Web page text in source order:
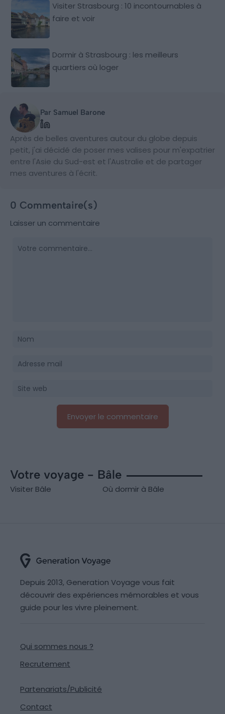
Visiter Strasbourg : 10 incontournables à
faire et voir
Dormir à Strasbourg : les meilleurs
quartiers où loger
Par Samuel Barone
Après de belles aventures autour du globe depuis
petit, j'ai décidé de poser mes valises pour m'expatrier
entre l'Asie du Sud-est et l'Australie et de partager
mes aventures à l'écrit.
0 Commentaire(s)
Laisser un commentaire
Votre voyage - Bâle
Visiter Bâle Où dormir à Bâle
Depuis 2013, Generation Voyage vous fait
découvrir des expériences mémorables et vous
guide pour les vivre pleinement.
Qui sommes nous ?
Recrutement
Partenariats/Publicité
Contact